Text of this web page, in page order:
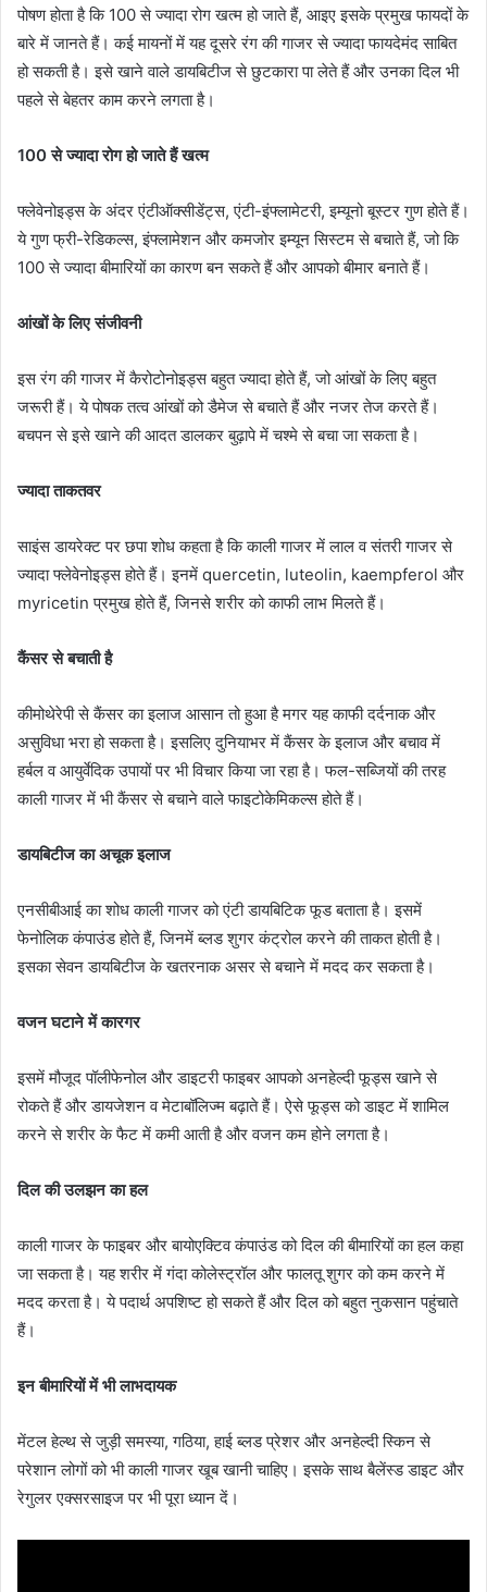
पोषण होता है कि 100 से ज्यादा रोग खत्म हो जाते हैं, आइए इसके प्रमुख फायदों के
बारे में जानते हैं। कई मायनों में यह दूसरे रंग की गाजर से ज्यादा फायदेमंद साबित
हो सकती है। इसे खाने वाले डायबिटीज से छुटकारा पा लेते हैं और उनका दिल भी
पहले से बेहतर काम करने लगता है।
100 से ज्यादा रोग हो जाते हैं खत्म
फ्लेवेनोइड्स के अंदर एंटीऑक्सीडेंट्स, एंटी-इंफ्लामेटरी, इम्यूनो बूस्टर गुण होते हैं।
ये गुण फ्री-रेडिकल्स, इंफ्लामेशन और कमजोर इम्यून सिस्टम से बचाते हैं, जो कि
100 से ज्यादा बीमारियों का कारण बन सकते हैं और आपको बीमार बनाते हैं।
आंखों के लिए संजीवनी
इस रंग की गाजर में कैरोटोनोइड्स बहुत ज्यादा होते हैं, जो आंखों के लिए बहुत
जरूरी हैं। ये पोषक तत्व आंखों को डैमेज से बचाते हैं और नजर तेज करते हैं।
बचपन से इसे खाने की आदत डालकर बुढ़ापे में चश्मे से बचा जा सकता है।
ज्यादा ताकतवर
साइंस डायरेक्ट पर छपा शोध कहता है कि काली गाजर में लाल व संतरी गाजर से
ज्यादा फ्लेवेनोइड्स होते हैं। इनमें quercetin, luteolin, kaempferol और
myricetin प्रमुख होते हैं, जिनसे शरीर को काफी लाभ मिलते हैं।
कैंसर से बचाती है
कीमोथेरेपी से कैंसर का इलाज आसान तो हुआ है मगर यह काफी दर्दनाक और
असुविधा भरा हो सकता है। इसलिए दुनियाभर में कैंसर के इलाज और बचाव में
हर्बल व आयुर्वेदिक उपायों पर भी विचार किया जा रहा है। फल-सब्जियों की तरह
काली गाजर में भी कैंसर से बचाने वाले फाइटोकेमिकल्स होते हैं।
डायबिटीज का अचूक इलाज
एनसीबीआई का शोध काली गाजर को एंटी डायबिटिक फूड बताता है। इसमें
फेनोलिक कंपाउंड होते हैं, जिनमें ब्लड शुगर कंट्रोल करने की ताकत होती है।
इसका सेवन डायबिटीज के खतरनाक असर से बचाने में मदद कर सकता है।
वजन घटाने में कारगर
इसमें मौजूद पॉलीफेनोल और डाइटरी फाइबर आपको अनहेल्दी फूड्स खाने से
रोकते हैं और डायजेशन व मेटाबॉलिज्म बढ़ाते हैं। ऐसे फूड्स को डाइट में शामिल
करने से शरीर के फैट में कमी आती है और वजन कम होने लगता है।
दिल की उलझन का हल
काली गाजर के फाइबर और बायोएक्टिव कंपाउंड को दिल की बीमारियों का हल कहा
जा सकता है। यह शरीर में गंदा कोलेस्ट्रॉल और फालतू शुगर को कम करने में
मदद करता है। ये पदार्थ अपशिष्ट हो सकते हैं और दिल को बहुत नुकसान पहुंचाते
हैं।
इन बीमारियों में भी लाभदायक
मेंटल हेल्थ से जुड़ी समस्या, गठिया, हाई ब्लड प्रेशर और अनहेल्दी स्किन से
परेशान लोगों को भी काली गाजर खूब खानी चाहिए। इसके साथ बैलेंस्ड डाइट और
रेगुलर एक्सरसाइज पर भी पूरा ध्यान दें।